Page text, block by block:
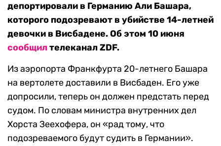
депортировали в Германию Али Башара,
которого подозревают в убийстве 14-летней
девочки в Висбадене. Об этом 10 июня
сообщилтелеканал ZDF.
Из аэропорта Франкфурта 20-летнего Башара
на вертолете доставили в Висбаден. Его уже
допросили, теперь он должен предстать перед
судом. По словам министра внутренних дел
Хорста Зеехофера, он «рад тому, что
подозреваемого будут судить в Германии».